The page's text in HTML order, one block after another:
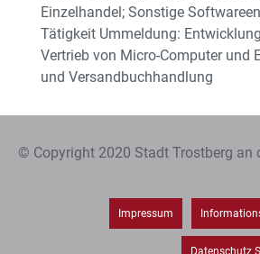
Einzelhandel; Sonstige
Tätigkeit Ummeldung:
Vertrieb von Micro-Computer und
und Versandbuchhandlung
© Copyright 2020 Stadt Trostberg an
Impressum
Datenschutz